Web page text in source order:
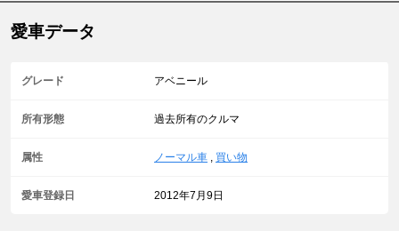
愛車データ
グレード アベニール
所有形態 過去所有のクルマ
属性 ノーマル車 , 買い物
愛車登録日 2012年7月9日